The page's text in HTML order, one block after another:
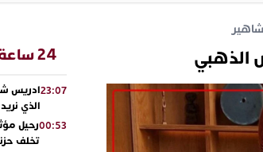
الذهبي 24 ساعة
23:07ادريس
الذي نريد
00:53رحيل
تخلف